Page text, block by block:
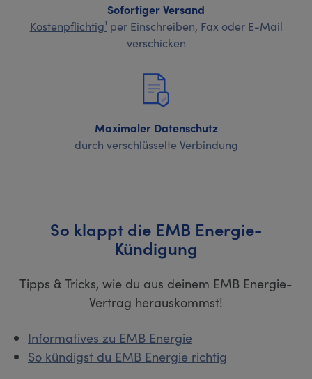
Sofortiger Versand
Kostenpflichtig¹ per Einschreiben, Fax oder E-Mail
verschicken
Maximaler Datenschutz
durch verschlüsselte Verbindung
So klappt die EMB Energie-
Kündigung
Tipps & Tricks, wie du aus deinem EMB Energie-
Vertrag herauskommst!
Informatives zu EMB Energie
So kündigst du EMB Energie richtig